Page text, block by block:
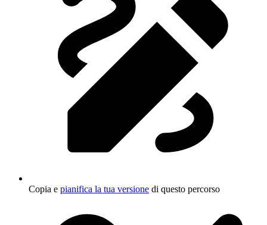
Copia e pianifica la tua versione di questo percorso